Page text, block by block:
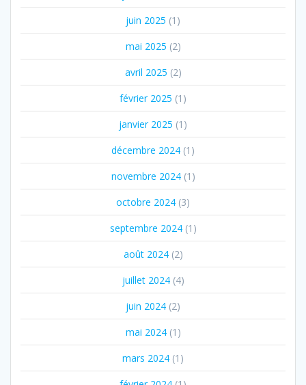
juin 2025 (1)
mai 2025 (2)
avril 2025 (2)
février 2025 (1)
janvier 2025 (1)
décembre 2024 (1)
novembre 2024(1)
octobre 2024 (3)
septembre 2024(1)
août 2024(2)
juillet 2024(4)
juin 2024 (2)
mai 2024(1)
mars 2024 (1)